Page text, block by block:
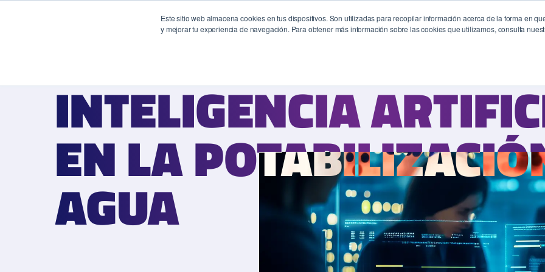
Este sitio web almacena cookies en tus dispositivos. Son utilizadas para recopilar información acerca de la forma en
y mejorar tu experiencia de navegación. Para obtener más información sobre las cookies que utilizamos, consulta
INTELIGENCIA
EN LA
AGUA
INTELIGENCIA
EN LA
AGUA